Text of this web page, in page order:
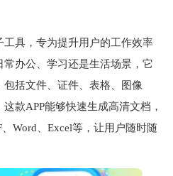
具，专为提升用户的工作效率
办公、学习还是生活场景，它
括文件、证件、表格、图像
款APP能够快速生成高清文档，
Word、Excel等，让用户随时随